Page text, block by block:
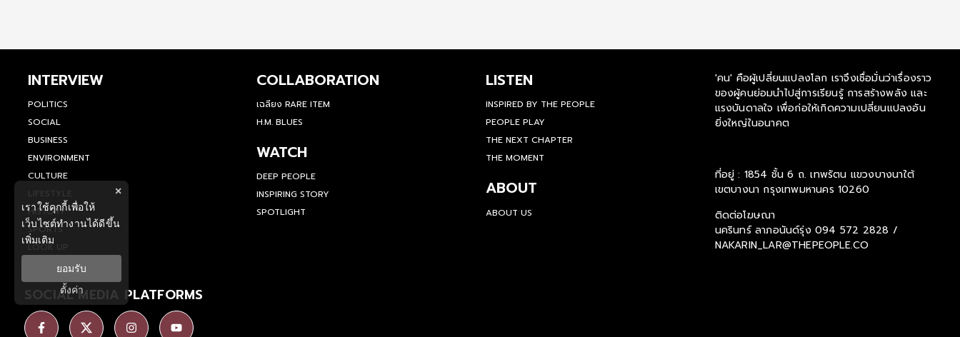
INTERVIEW
POLITICS
SOCIAL
BUSINESS
ENVIRONMENT
CULTURE
LIFESTYLE
HISTORY
SPORTS
LOOK UP
COLLABORATION
เฉลียง RARE ITEM
H.M. BLUES
WATCH
DEEP PEOPLE
INSPIRING STORY
SPOTLIGHT
LISTEN
INSPIRED BY THE PEOPLE
PEOPLE PLAY
THE NEXT CHAPTER
THE MOMENT
ABOUT
ABOUT US
'คน' คือผู้เปลี่ยนแปลงโลก เราจึงเชื่อมั่นว่าเรื่องราว
ของผู้คนย่อมนำไปสู่การเรียนรู้ การสร้างพลัง และ
แรงบันดาลใจ เพื่อก่อให้เกิดความเปลี่ยนแปลงอัน
ยิ่งใหญ่ในอนาคต
ที่อยู่ : 1854 ชั้น 6 ถ. เทพรัตน แขวงบางนาใต้
เขตบางนา กรุงเทพมหานคร 10260
ติดต่อโฆษณา
นครินทร์ ลาภอนันด์รุ่ง 094 572 2828 /
NAKARIN_LAR@THEPEOPLE.CO
SOCIAL MEDIA PLATFORMS
×
เราใช้คุกกี้เพื่อให้
เว็บไซต์ทำงานได้ดีขึ้น
เพิ่มเติม
ยอมรับ
ตั้งค่า